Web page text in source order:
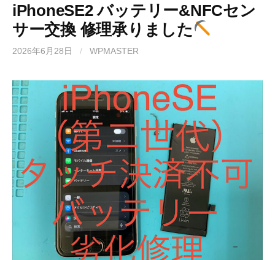
iPhoneSE2 バッテリー&NFCセン
サー交換 修理承りました
2026年6月28日 / WPMASTER